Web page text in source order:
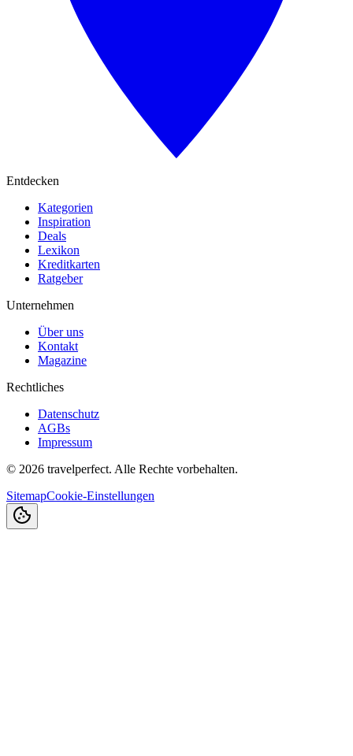
Entdecken
Kategorien
Inspiration
Deals
Lexikon
Kreditkarten
Ratgeber
Unternehmen
Über uns
Kontakt
Magazine
Rechtliches
Datenschutz
AGBs
Impressum
© 2026 travelperfect. Alle Rechte vorbehalten.
SitemapCookie-Einstellungen